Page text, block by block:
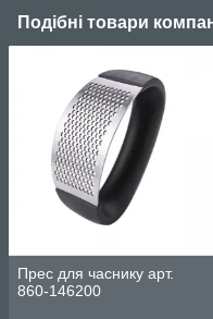
Подібні товари
Прес для часнику арт.
860-146200